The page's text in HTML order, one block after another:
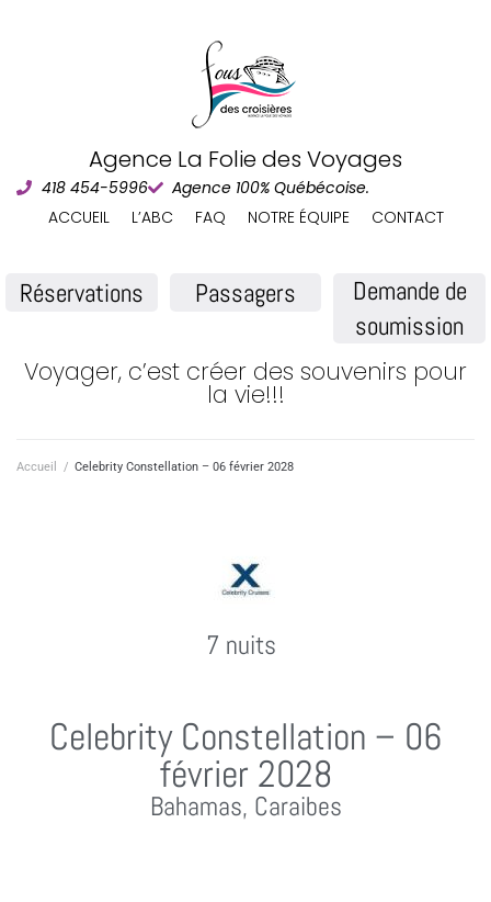
Agence La Folie des Voyages
418 454-5996
Agence 100% Québécoise.
ACCUEIL
L’ABC FAQ NOTRE ÉQUIPE CONTACT
Réservations Passagers
Demande de
soumission
Voyager, c’est créer des souvenirs pour
la vie!!!
Accueil / Celebrity Constellation – 06 février 2028
7 nuits
Celebrity Constellation – 06
février 2028
Bahamas, Caraibes